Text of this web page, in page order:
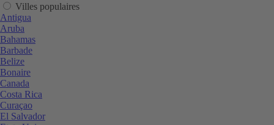
Villes populaires
Antigua
Aruba
Bahamas
Barbade
Belize
Bonaire
Canada
Costa Rica
Curaçao
El Salvador